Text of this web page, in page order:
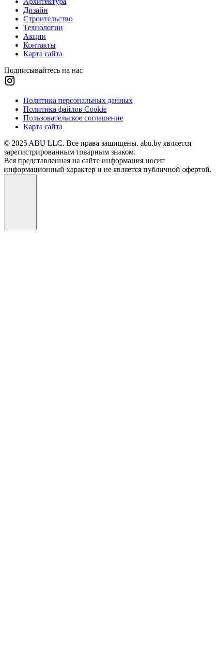
Дизайн
Строительство
Технологии
Акции
Контакты
Карта сайта
Подписывайтесь на нас
Политика персональных данных
Политика файлов Cookie
Пользовательское соглашение
Карта сайта
© 2025 ABU LLC. Все права защищены. abu.by является
зарегистрированным товарным знаком.
Вся представленная на сайте информация носит
информационный характер и не является публичной офертой.